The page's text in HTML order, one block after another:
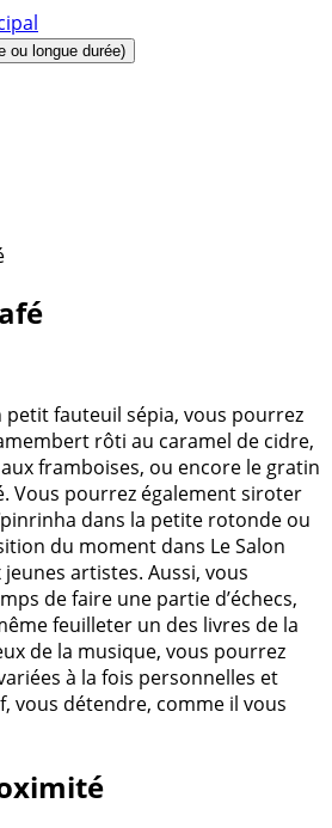
ou longue durée)
petit fauteuil sépia, vous pourrez
rôti au caramel de cidre,
framboises, ou encore le gratin
Vous pourrez également siroter
dans la petite rotonde ou
du moment dans Le Salon
artistes. Aussi, vous
de faire une partie d’échecs,
feuilleter un des livres de la
de la musique, vous pourrez
à la fois personnelles et
vous détendre, comme il vous